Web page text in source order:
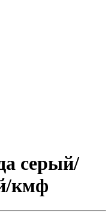
серый/
кмф